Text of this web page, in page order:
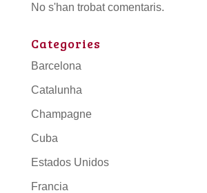
No s'han trobat comentaris.
Categories
Barcelona
Catalunha
Champagne
Cuba
Estados Unidos
Francia